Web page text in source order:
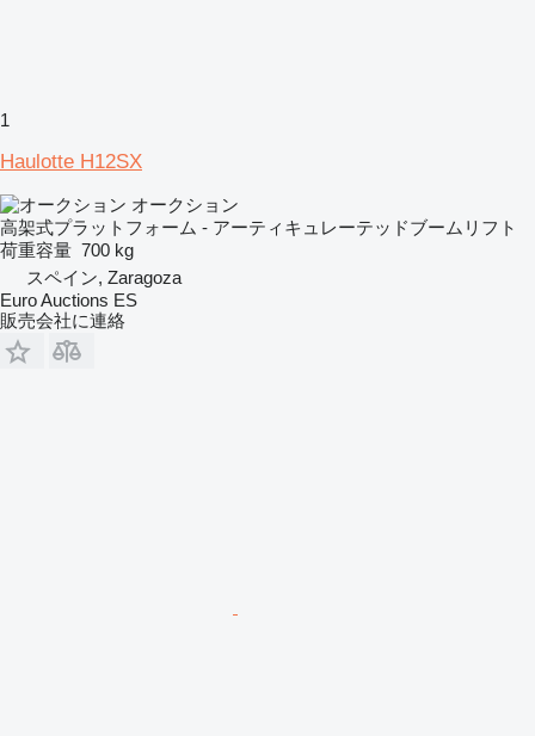
1
Haulotte H12SX
オークション
高架式プラットフォーム - アーティキュレーテッドブームリフト
荷重容量 700 kg
スペイン, Zaragoza
Euro Auctions ES
販売会社に連絡